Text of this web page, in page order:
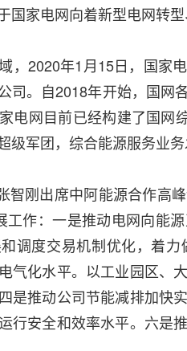
国家电网向着新型电网转
，2020年1月15日，国家
司。自2018年开始，国网
电网目前已经构建了国网
级军团，综合能源服务业务
智刚出席中阿能源合作高
作：一是推动电网向能
调度交易机制优化，着
气化水平。以工业园区、
是推动公司节能减排加快
行安全和效率水平。六是